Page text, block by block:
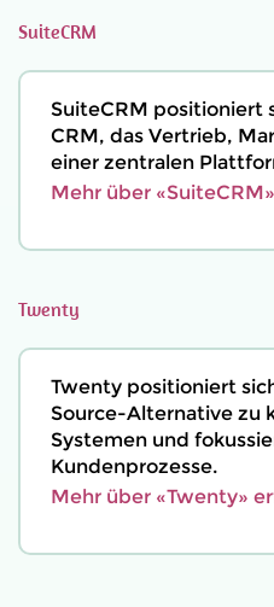
SuiteCRM
SuiteCRM positioniert
CRM, das Vertrieb,
einer zentralen
Mehr über
Twenty
Twenty positioniert
Source-Alternative zu
Systemen und
Kundenprozesse.
Mehr über «Twenty»